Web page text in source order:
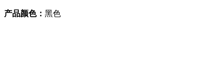
产品颜色： 黑色